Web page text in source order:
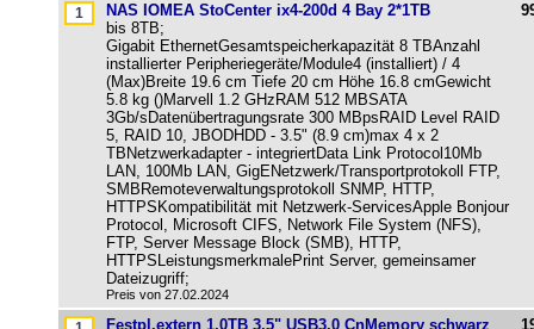
NAS IOMEA StoCenter ix4-200d 4 Bay 2*1TB
bis 8TB;
Gigabit EthernetGesamtspeicherkapazität 8 TBAnzahl
installierter Peripheriegeräte/Module4 (installiert) / 4
(Max)Breite 19.6 cm Tiefe 20 cm Höhe 16.8 cmGewicht
5.8 kg ()Marvell 1.2 GHzRAM 512 MBSATA
3Gb/sDatenübertragungsrate 300 MBpsRAID Level RAID
5, RAID 10, JBODHDD - 3.5" (8.9 cm)max 4 x 2
TBNetzwerkadapter - integriertData Link Protocol10Mb
LAN, 100Mb LAN, GigENetzwerk/Transportprotokoll FTP,
SMBRemoteverwaltungsprotokoll SNMP, HTTP,
HTTPSKompatibilität mit Netzwerk-ServicesApple Bonjour
Protocol, Microsoft CIFS, Network File System (NFS),
FTP, Server Message Block (SMB), HTTP,
HTTPSLeistungsmerkmalePrint Server, gemeinsamer
Dateizugriff;
Preis von 27.02.2024
Festpl.extern 1,0TB 3,5" USB3.0 CnMemory schwarz